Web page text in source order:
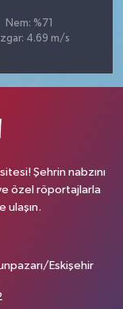
Nem: %71
4.69 m/s
Şehrin nabzını
özel röportajlarla
ulaşın.
Eskişehir